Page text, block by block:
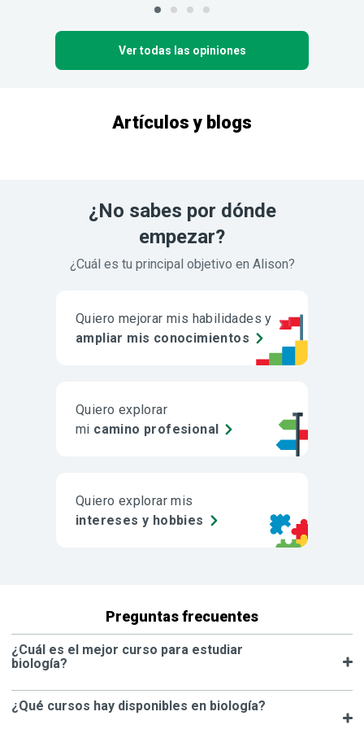
Ver todas las opiniones
Artículos y blogs
¿No sabes por dónde
empezar?
¿Cuál es tu principal objetivo en Alison?
Quiero mejorar mis habilidades y
ampliar mis conocimientos
Quiero explorar
mi camino profesional
Quiero explorar mis
intereses y hobbies
Preguntas frecuentes
¿Cuál es el mejor curso para estudiar
biología?
¿Qué cursos hay disponibles en biología?